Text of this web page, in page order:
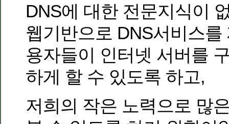
DNS에 대한 전문지식이
웹기반으로 DNS서비스
용자들이 인터넷 서버를
하게 할 수 있도록 하고,
저희의 작은 노력으로 많